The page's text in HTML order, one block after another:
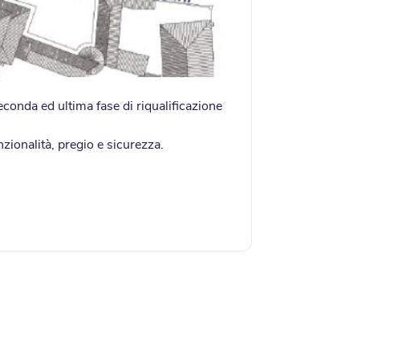
ed ultima fase di riqualificazione
pregio e sicurezza.